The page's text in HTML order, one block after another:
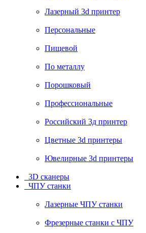
Лазерный 3d принтер
Персональные
Пищевой
По металлу
Порошковый
Профессиональные
Российский 3д принтер
Цветные 3d принтеры
Ювелирные 3d принтеры
3D сканеры
ЧПУ станки
Лазерные ЧПУ станки
Фрезерные станки с ЧПУ